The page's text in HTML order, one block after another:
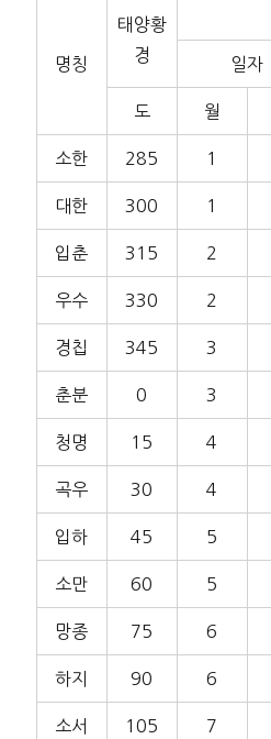
명칭
태양황
경
일자
도 월
소한 285 1
대한 300 1
입춘 315 2
우수 330 2
경칩 345 3
춘분 0 3
청명 15 4
곡우 30 4
입하 45 5
소만 60 5
망종 75 6
하지 90 6
소서 105 7